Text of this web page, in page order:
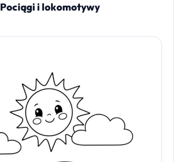
Pociągi i lokomotywy